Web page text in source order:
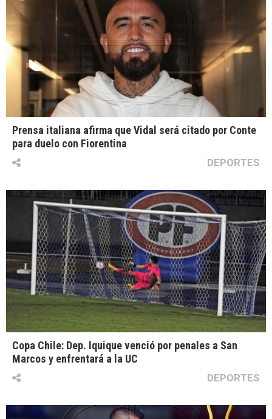
Prensa italiana afirma que Vidal será citado por Conte
para duelo con Fiorentina
DEPORTES
Copa Chile: Dep. Iquique venció por penales a San
Marcos y enfrentará a la UC
DEPORTES